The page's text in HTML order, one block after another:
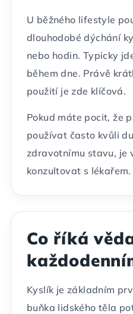
U běžného lifestyle
dlouhodobé dýchání
nebo hodin. Typicky
během dne. Právě
použití je zde klíčová.
Pokud máte pocit, že
používat často kvůli
zdravotnímu stavu, je
konzultovat s lékařem.
Co říká
Kyslík je základním
buňka lidského těla